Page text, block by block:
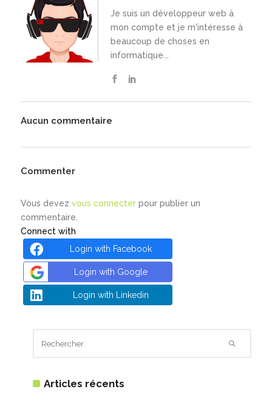
Je suis un développeur web à
mon compte et je m'intéresse à
beaucoup de choses en
informatique...
Aucun commentaire
Commenter
Vous devez vous connecterpour publier un
commentaire.
Connect with
Login with Facebook
Login with Google
Login with Linkedin
Articles récents